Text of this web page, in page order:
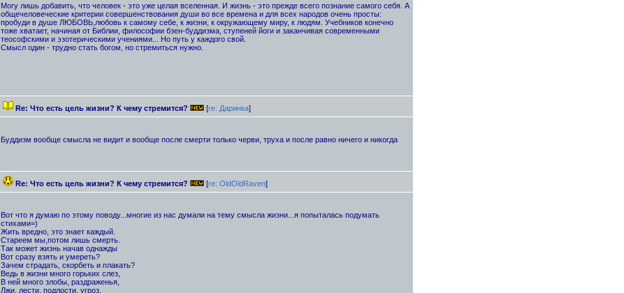
Могу лишь добавить, что человек - это уже целая вселенная. И жизнь - это прежде всего познание самого себя. А
общечеловеческие критерии совершенствования души во все времена и для всех народов очень просты:
пробуди в душе ЛЮБОВЬ,любовь к самому себе, к жизни, к окружающему миру, к людям. Учебников конечно
тоже хватает, начиная от Библии, философии бзен-буддизма, ступеней йоги и заканчивая современными
теософскими и эзотерическими учениями... Но путь у каждого свой.
Смысл один - трудно стать богом, но стремиться нужно.
Re: Что есть цель жизни? К чему стремится? [re: Даринка]
Буддизм вообще смысла не видит и вообще после смерти только черви, труха и после равно ничего и никогда
Re: Что есть цель жизни? К чему стремится? [re: OldOldRaven]
Вот что я думаю по этому поводу...многие из нас думали на тему смысла жизни...я попыталась подумать
стихами=)
Жить вредно, это знает каждый.
Стареем мы,потом лишь смерть.
Так может жизнь начав однажды
Вот сразу взять и умереть?
Зачем страдать, скорбеть и плакать?
Ведь в жизни много горьких слез,
В ней много злобы, раздраженья,
Лжи, лести, подлости, угроз.